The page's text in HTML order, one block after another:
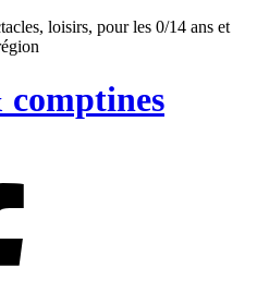
loisirs, pour les 0/14 ans et